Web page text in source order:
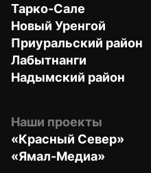
Тарко-Сале
Новый Уренгой
Приуральский район
Лабытнанги
Надымский район
Наши проекты
«Красный Север»
«Ямал-Медиа»